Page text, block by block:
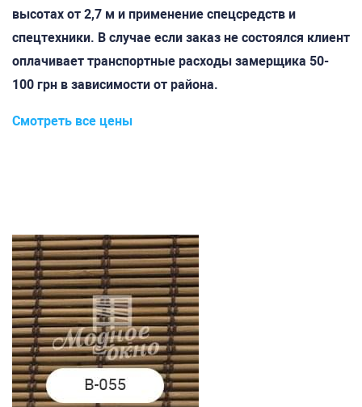
высотах от 2,7 м и применение спецсредств и
спецтехники. В случае если заказ не состоялся клиент
оплачивает транспортные расходы замерщика 50-
100 грн в зависимости от района.
Смотреть все цены